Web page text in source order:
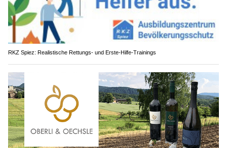
RKZ Spiez: Realistische Rettungs- und Erste-Hilfe-Trainings